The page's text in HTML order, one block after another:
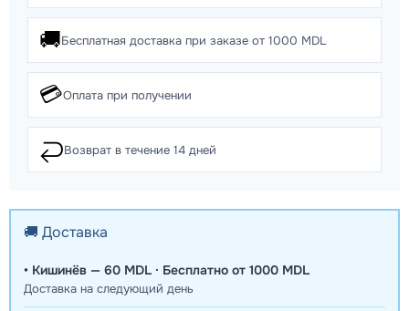
🚚Бесплатная доставка при заказе от 1000 MDL
💳Оплата при получении
↩️Возврат в течение 14 дней
🚚 Доставка
• Кишинёв — 60 MDL · Бесплатно от 1000 MDL
Доставка на следующий день